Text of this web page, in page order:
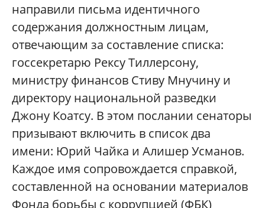
направили письма идентичного
содержания должностным лицам,
отвечающим за составление списка:
госсекретарю Рексу Тиллерсону,
министру финансов Стиву Мнучину и
директору национальной разведки
Джону Коатсу. В этом послании сенаторы
призывают включить в список два
имени: Юрий Чайка и Алишер Усманов.
Каждое имя сопровождается справкой,
составленной на основании материалов
Фонда борьбы с коррупцией (ФБК)